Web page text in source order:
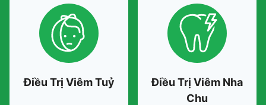
Điều Trị Viêm Tuỷ
Điều Trị Viêm Nha
Chu